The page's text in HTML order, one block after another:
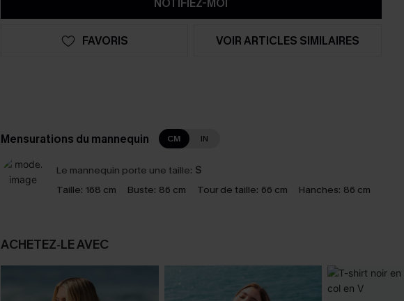
FAVORIS VOIR ARTICLES SIMILAIRES
Mensurations du mannequin CM IN
Le mannequin porte une taille: S
Taille: 168 cm Buste: 86 cm Tour de taille: 66 cm Hanches: 86 cm
ACHETEZ‑LE AVEC